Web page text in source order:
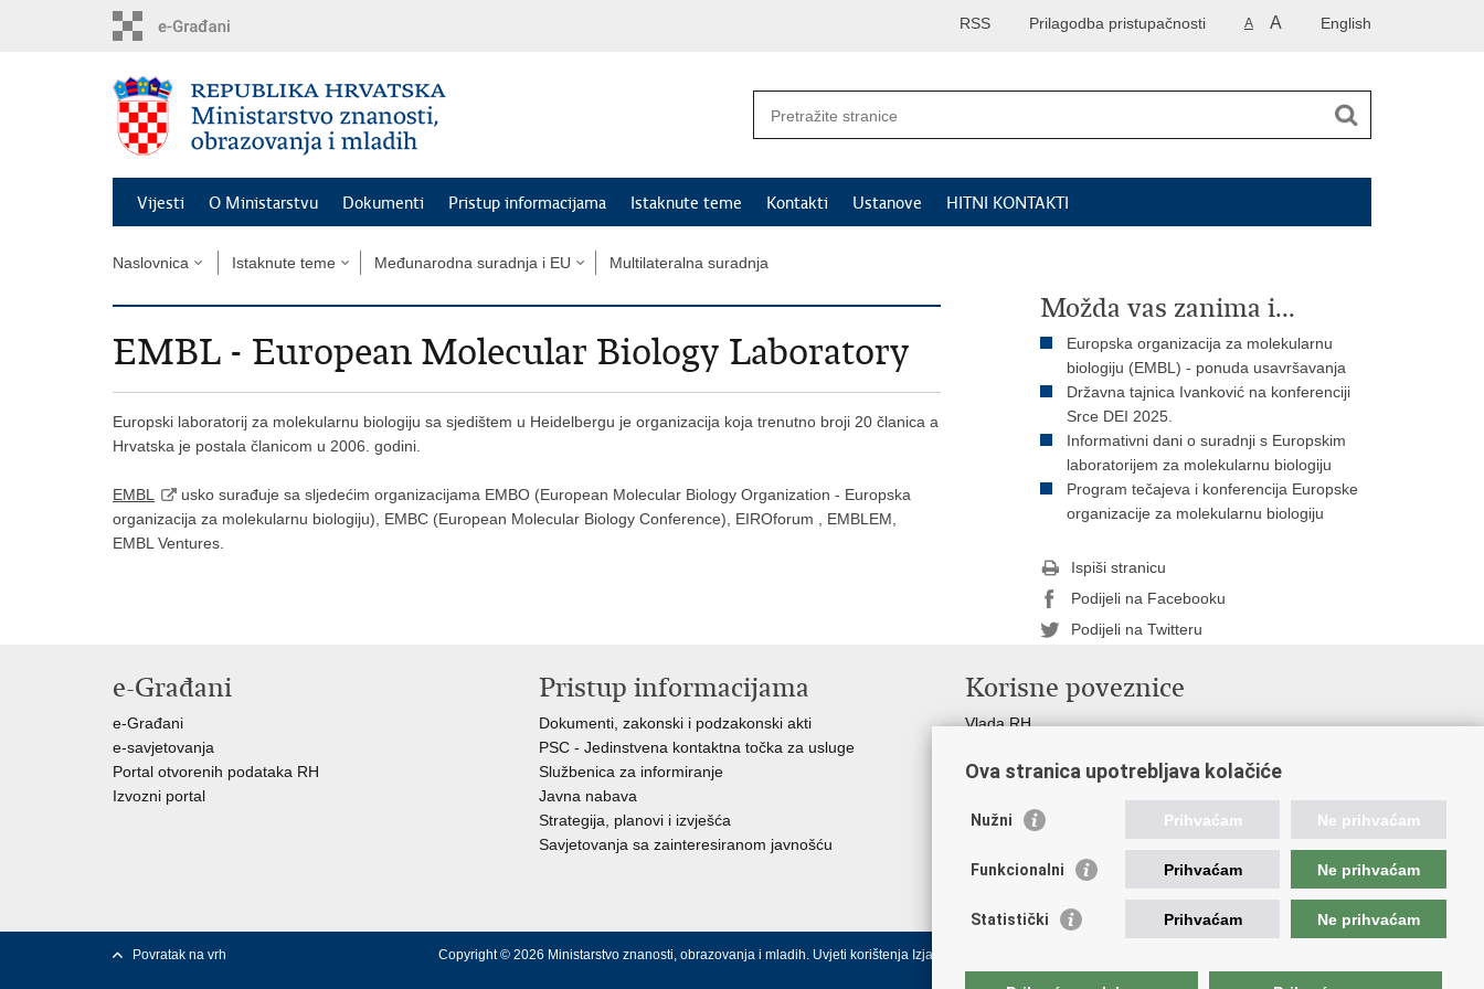
English
A A
Prilagodba pristupačnosti
RSS
Vijesti O Ministarstvu Dokumenti Pristup informacijama Istaknute teme Kontakti Ustanove HITNI KONTAKTI
Naslovnica Istaknute teme Međunarodna suradnja i EU Multilateralna suradnja
EMBL - European Molecular Biology Laboratory
Europski laboratorij za molekularnu biologiju sa sjedištem u Heidelbergu je organizacija koja trenutno broji 20 članica a
Hrvatska je postala članicom u 2006. godini.
EMBL
usko surađuje sa sljedećim organizacijama EMBO (European Molecular Biology Organization - Europska
organizacija za molekularnu biologiju), EMBC (European Molecular Biology Conference), EIROforum , EMBLEM,
EMBL Ventures.
Možda vas zanima i...
Europska organizacija za molekularnu
biologiju (EMBL) - ponuda usavršavanja
Državna tajnica Ivanković na konferenciji
Srce DEI 2025.
Informativni dani o suradnji s Europskim
laboratorijem za molekularnu biologiju
Program tečajeva i konferencija Europske
organizacije za molekularnu biologiju
Ispiši stranicu
Podijeli na Facebooku
Podijeli na Twitteru
e-Građani
e-Građani
e-savjetovanja
Portal otvorenih podataka RH
Izvozni portal
Pristup informacijama
Dokumenti, zakonski i podzakonski akti
PSC - Jedinstvena kontaktna točka za usluge
Službenica za informiranje
Javna nabava
Strategija, planovi i izvješća
Savjetovanja sa zainteresiranom javnošću
Korisne poveznice
Vlada RH
ASOO
CARNET
Povratak na vrh Copyright © 2026 Ministarstvo znanosti, obrazovanja i mladih. Uvjeti korištenja Izjava o pristupačnosti
Ova stranica upotrebljava kolačiće
Nužni Prihvaćam Ne prihvaćam
Funkcionalni Prihvaćam Ne prihvaćam
Statistički Prihvaćam Ne prihvaćam